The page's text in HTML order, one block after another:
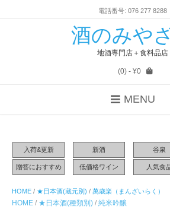
電話番号: 076 277 8288
酒のみや
地酒専門店＋食料品店
(0)- ¥0
MENU
入荷&更新 新酒 谷泉
贈答におすすめ 低価格ワイン 人気食
HOME / ★日本酒(蔵元別) / 萬歳楽（まんざいらく）
HOME / ★日本酒(種類別) / 純米吟醸